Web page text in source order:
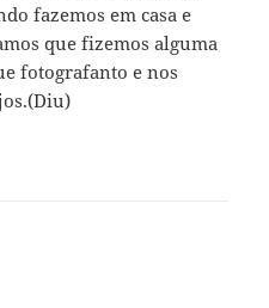
fazemos em casa e
que fizemos alguma
fotografanto e nos